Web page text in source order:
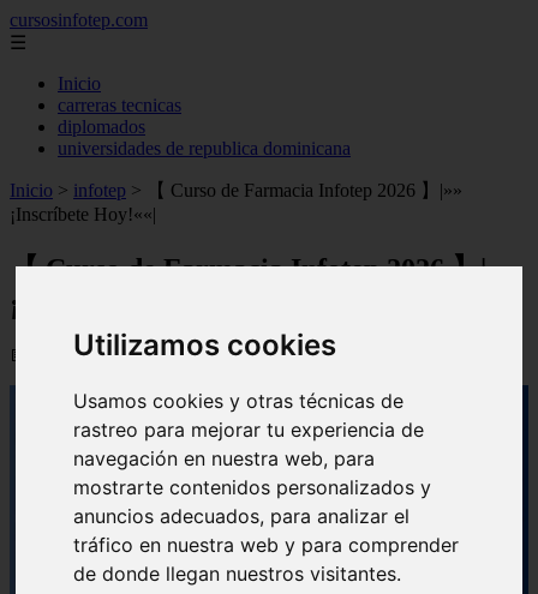
Utilizamos cookies
Usamos cookies y otras técnicas de
rastreo para mejorar tu experiencia de
navegación en nuestra web, para
mostrarte contenidos personalizados y
anuncios adecuados, para analizar el
tráfico en nuestra web y para comprender
de donde llegan nuestros visitantes.
cursosinfotep.com
☰
Inicio
carreras tecnicas
diplomados
universidades de republica dominicana
Inicio > infotep > 【 Curso de Farmacia Infotep 2026 】|»»
¡Inscríbete Hoy!««|
【 Curso de Farmacia Infotep 2026 】|»»
¡Inscríbete Hoy!««|
📅 10/09/2025